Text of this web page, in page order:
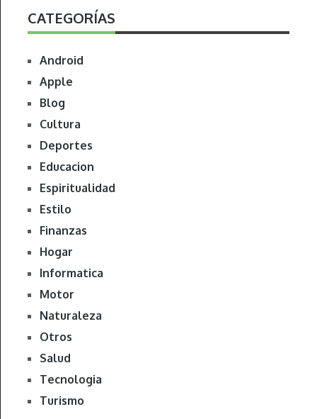
CATEGORÍAS
Android
Apple
Blog
Cultura
Deportes
Educacion
Espiritualidad
Estilo
Finanzas
Hogar
Informatica
Motor
Naturaleza
Otros
Salud
Tecnologia
Turismo